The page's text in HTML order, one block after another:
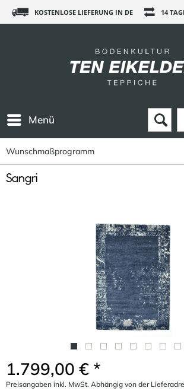
KOSTENLOSE LIEFERUNG IN DE 14
Menü
Wunschmaßprogramm
Sangri
1.799,00 € *
Preisangaben inkl. MwSt. Abhängig von der